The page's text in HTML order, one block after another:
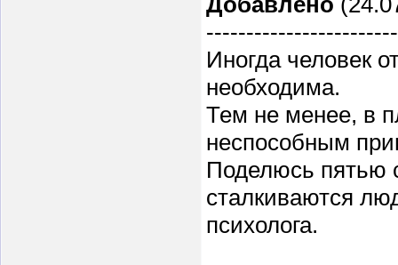
Иногда человек
необходима.
Тем не менее, в
неспособным
Поделюсь пятью
сталкиваются
психолога.